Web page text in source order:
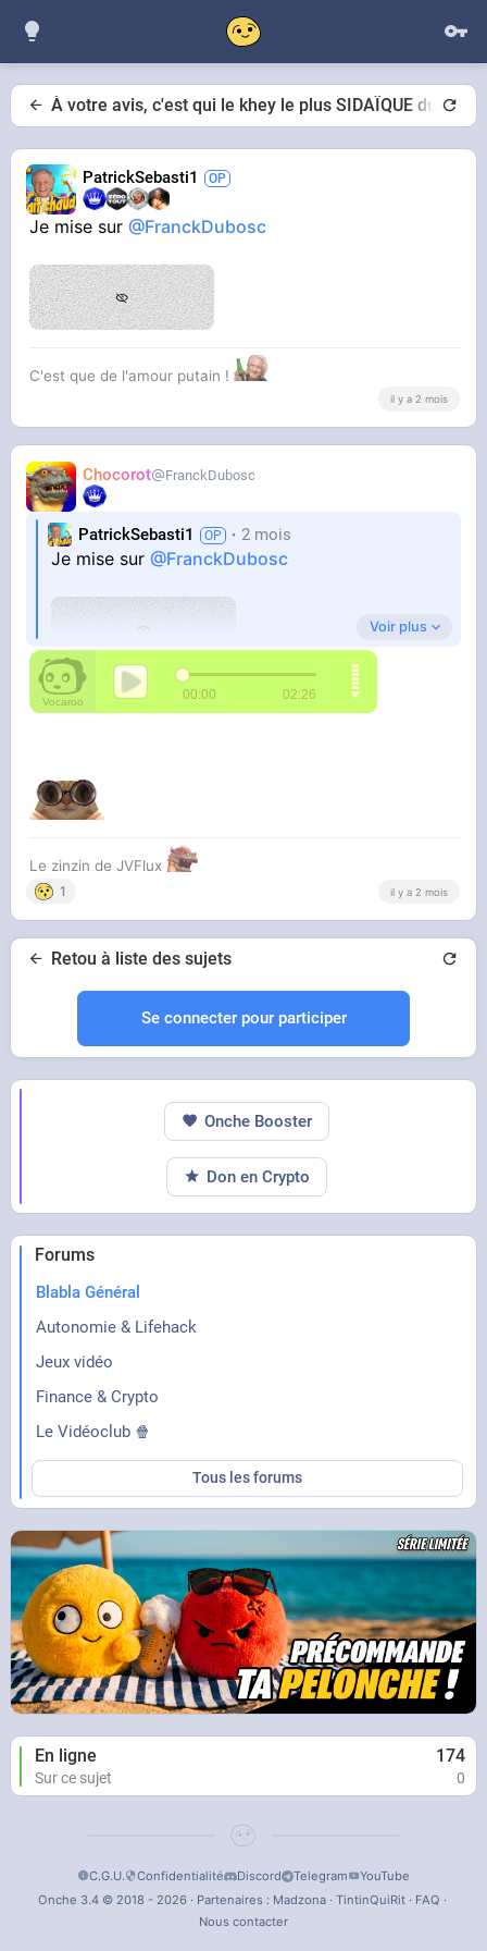
À votre avis, c'est qui le khey le plus SIDAÏQUE du
PatrickSebasti1
Je mise sur@FranckDubosc
C'est que de l'amour putain !
il y a 2 mois
Chocorot FranckDubosc
PatrickSebasti1 2 mois
Je mise sur@FranckDubosc
Voir plus
Le zinzin de JVFlux
1 il y a 2 mois
Retou à liste des sujets
Se connecter pour participer
Forums
Blabla Général
Autonomie & Lifehack
Jeux vidéo
Finance & Crypto
Le Vidéoclub 🍿
Tous les forums
En ligne 174
Sur ce sujet 0
Onche Booster
Don en Crypto
C.G.U. Confidentialité Discord Telegram
YouTube
Onche 3.4 © 2018 - 2026 · Partenaires : Madzona· TintinQuiRit· FAQ ·
Nous contacter